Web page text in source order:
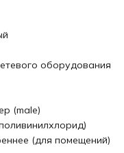
оборудования
(male)
(для помещений)